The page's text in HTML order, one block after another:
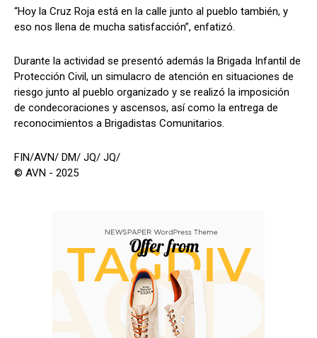
“Hoy la Cruz Roja está en la calle junto al pueblo también, y
eso nos llena de mucha satisfacción”, enfatizó.
Durante la actividad se presentó además la Brigada Infantil de
Protección Civil, un simulacro de atención en situaciones de
riesgo junto al pueblo organizado y se realizó la imposición
de condecoraciones y ascensos, así como la entrega de
reconocimientos a Brigadistas Comunitarios.
FIN/AVN/ DM/ JQ/ JQ/
© AVN - 2025